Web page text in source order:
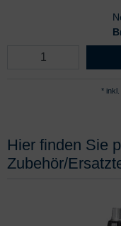
* inkl.
Hier finden Sie
Zubehör/